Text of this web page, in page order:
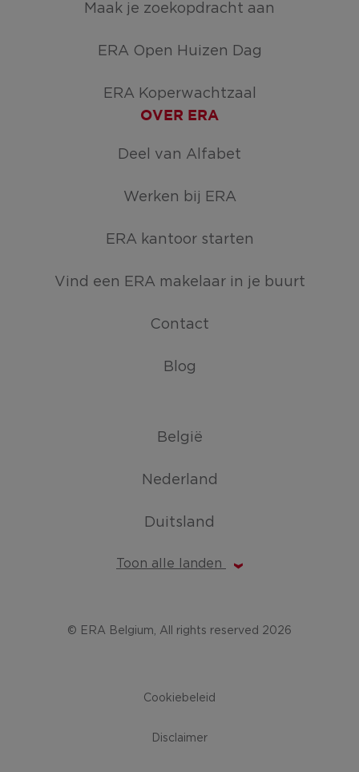
Maak je zoekopdracht aan
ERA Open Huizen Dag
ERA Koperwachtzaal
OVER ERA
Deel van Alfabet
Werken bij ERA
ERA kantoor starten
Vind een ERA makelaar in je buurt
Contact
Blog
België
Nederland
Duitsland
Toon alle landen
© ERA Belgium, All rights reserved 2026
Cookiebeleid
Disclaimer